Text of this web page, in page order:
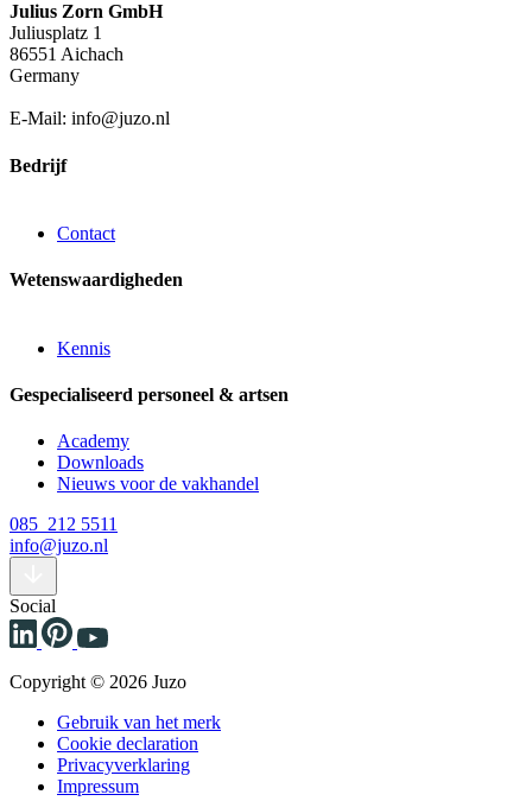
Julius Zorn GmbH
Juliusplatz 1
86551 Aichach
Germany
E-Mail: info@juzo.nl
Bedrijf
Contact
Wetenswaardigheden
Kennis
Gespecialiseerd personeel & artsen
Academy
Downloads
Nieuws voor de vakhandel
085 212 5511
info@juzo.nl
Social
Copyright © 2026 Juzo
Gebruik van het merk
Cookie declaration
Privacyverklaring
Impressum